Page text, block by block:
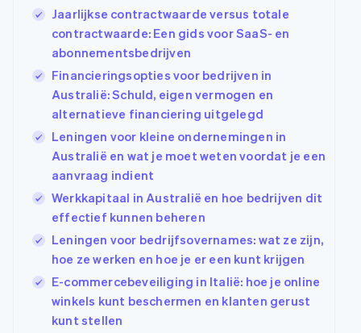
Jaarlijkse contractwaarde versus totale
contractwaarde: Een gids voor SaaS- en
abonnementsbedrijven
Financieringsopties voor bedrijven in
Australië: Schuld, eigen vermogen en
alternatieve financiering uitgelegd
Leningen voor kleine ondernemingen in
Australië en wat je moet weten voordat je een
aanvraag indient
Werkkapitaal in Australië en hoe bedrijven dit
effectief kunnen beheren
Leningen voor bedrijfsovernames: wat ze zijn,
hoe ze werken en hoe je er een kunt krijgen
E-commercebeveiliging in Italië: hoe je online
winkels kunt beschermen en klanten gerust
kunt stellen